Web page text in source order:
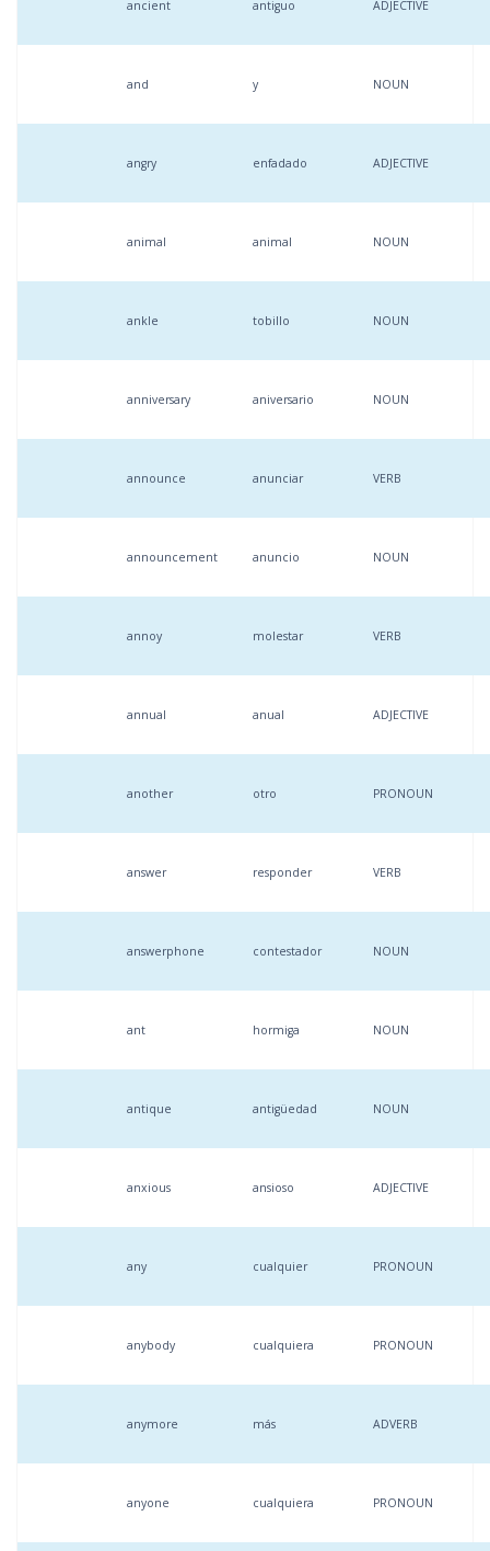
ancient antiguo ADJECTIVE
and y NOUN
angry enfadado ADJECTIVE
animal animal NOUN
ankle tobillo NOUN
anniversary aniversario NOUN
announce anunciar VERB
announcement anuncio NOUN
annoy molestar VERB
annual anual ADJECTIVE
another otro PRONOUN
answer responder VERB
answerphone contestador NOUN
ant hormiga NOUN
antique antigüedad NOUN
anxious ansioso ADJECTIVE
any cualquier PRONOUN
anybody cualquiera PRONOUN
anymore más ADVERB
anyone cualquiera PRONOUN